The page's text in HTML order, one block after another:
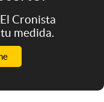
Cronista
medida.